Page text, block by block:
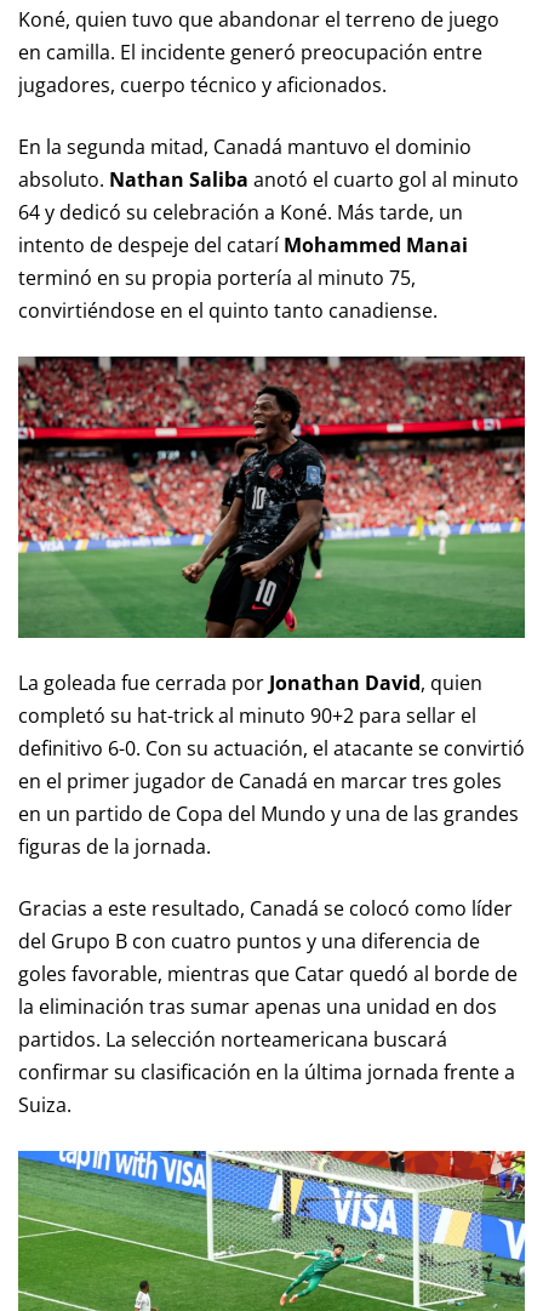
Koné, quien tuvo que abandonar el terreno de juego
en camilla. El incidente generó preocupación entre
jugadores, cuerpo técnico y aficionados.
En la segunda mitad, Canadá mantuvo el dominio
absoluto. Nathan Saliba anotó el cuarto gol al minuto
64 y dedicó su celebración a Koné. Más tarde, un
intento de despeje del cataríMohammed Manai
terminó en su propia portería al minuto 75,
convirtiéndose en el quinto tanto canadiense.
La goleada fue cerrada por Jonathan David, quien
completó su hat-trick al minuto 90+2 para sellar el
definitivo 6-0. Con su actuación, el atacante se convirtió
en el primer jugador de Canadá en marcar tres goles
en un partido de Copa del Mundo y una de las grandes
figuras de la jornada.
Gracias a este resultado, Canadá se colocó como líder
del Grupo B con cuatro puntos y una diferencia de
goles favorable, mientras que Catar quedó al borde de
la eliminación tras sumar apenas una unidad en dos
partidos. La selección norteamericana buscará
confirmar su clasificación en la última jornada frente a
Suiza.